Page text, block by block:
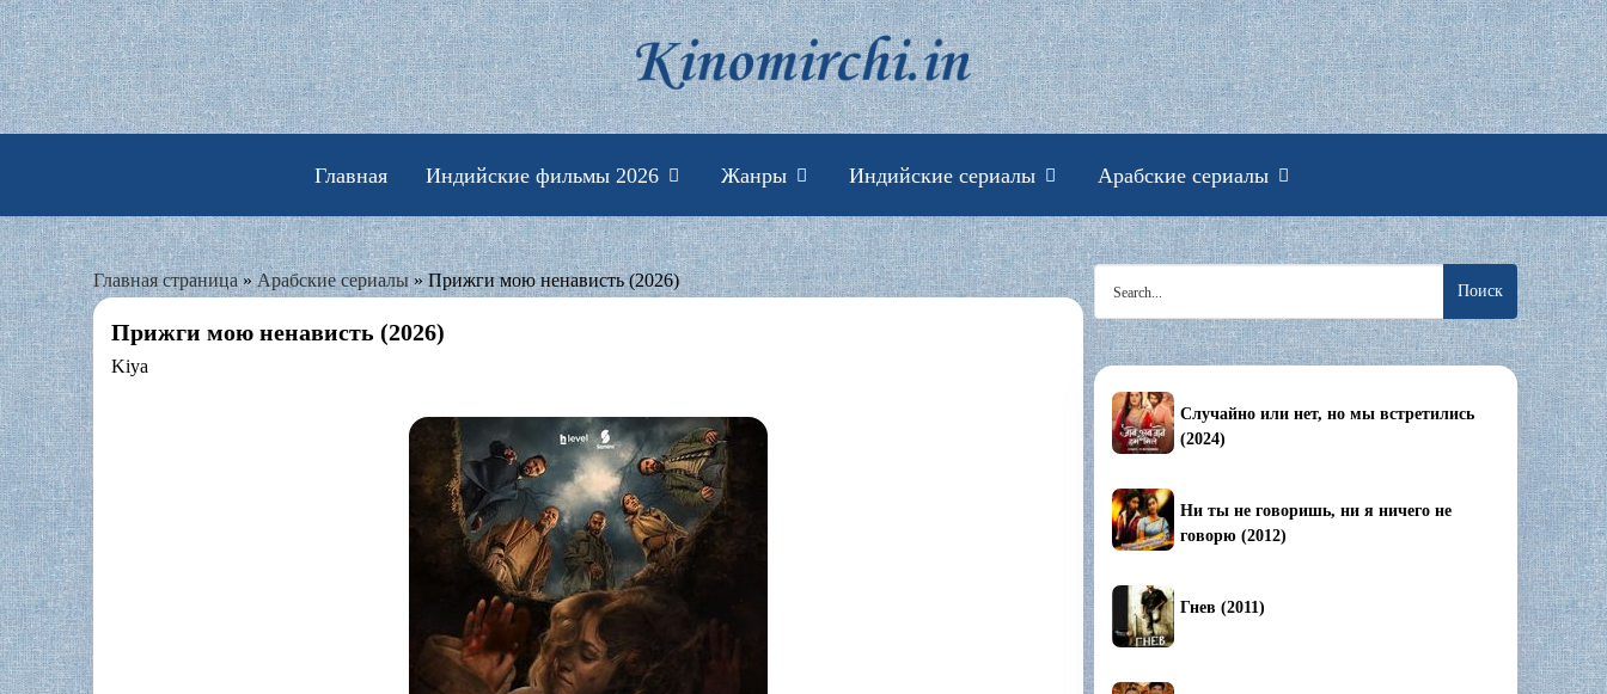
Skip
to
content
Индийские фильмы смотреть онлайн
Главная Индийские фильмы 2026 Жанры Индийские сериалы Арабские сериалы
Главная страница»Арабские сериалы»Прижги мою ненависть (2026)
Прижги мою ненависть (2026)
Kiya
Search
for:
Случайно или нет, но мы встретились
(2024)
Ни ты не говоришь, ни я ничего не
говорю (2012)
Гнев (2011)